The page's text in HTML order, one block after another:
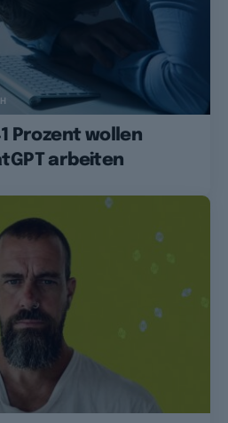
Prozent wollen
arbeiten